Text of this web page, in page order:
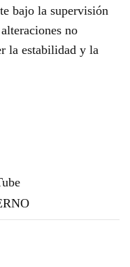
bajo la supervisión
no
la estabilidad y la